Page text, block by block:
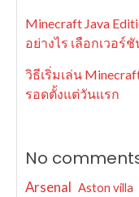
Minecraft Java
อย่างไร เลือกเวอ
วิธีเริ่มเล่น
รอดตั้งแต่วันแรก
No
Arsenal Aston villa